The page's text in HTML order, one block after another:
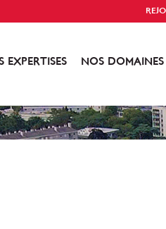
EXPERTISES NOS